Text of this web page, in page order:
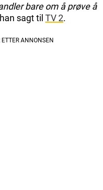
bare om å prøve å
sagt til TV 2.